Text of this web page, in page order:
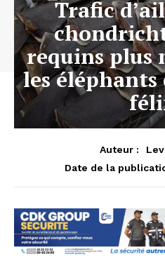
Trafic
requins plus
les éléphants
Auteur :
Date de la